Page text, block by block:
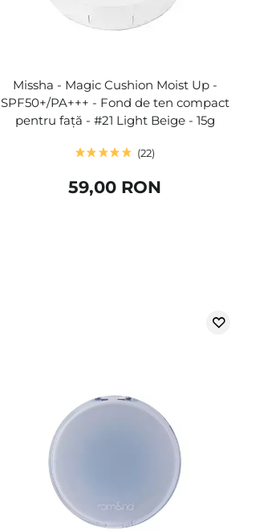
Missha - Magic Cushion Moist Up -
SPF50+/PA+++ - Fond de ten compact
pentru față - #21 Light Beige - 15g
22
59,00 RON